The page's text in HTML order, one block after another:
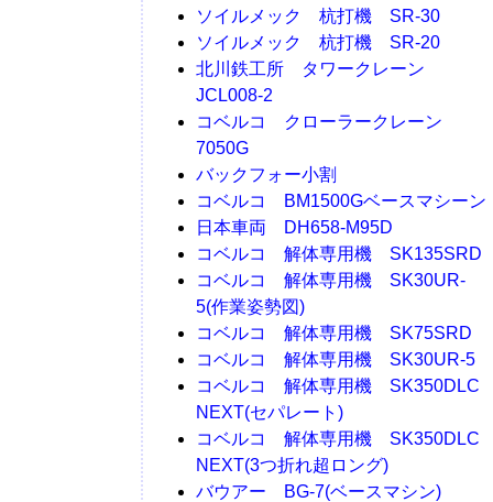
ソイルメック 杭打機 SR-30
ソイルメック 杭打機 SR-20
北川鉄工所 タワークレーン
JCL008-2
コベルコ クローラークレーン
7050G
バックフォー小割
コベルコ BM1500Gベースマシーン
日本車両 DH658-M95D
コベルコ 解体専用機 SK135SRD
コベルコ 解体専用機 SK30UR-
5(作業姿勢図)
コベルコ 解体専用機 SK75SRD
コベルコ 解体専用機 SK30UR-5
コベルコ 解体専用機 SK350DLC
NEXT(セパレート)
コベルコ 解体専用機 SK350DLC
NEXT(3つ折れ超ロング)
バウアー BG-7(ベースマシン)